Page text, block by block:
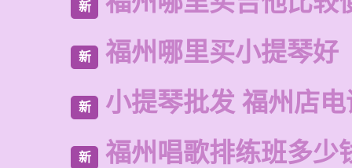
新
新 福州哪里买小提琴好
新 小提琴批发 福州店
新 福州唱歌排练班多少